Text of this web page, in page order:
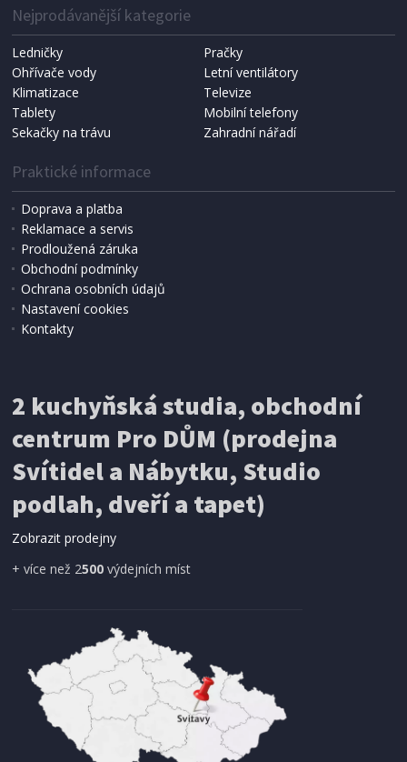
NÁHRADNÍ SÁČKY DO VYSAVAČE
Koma KRA-SB02S (Multi Bag, S-BAG SMS)
199 Kč Přidat do košíku
SÍŤ PROTI HMYZU
ProGarden KO-CY5910600 Síť proti hmyzu do
dveří magnetická 210 x 100 cm
Nejprodávanější kategorie
Ledničky
Pračky
Ohřívače vody
Letní ventilátory
Klimatizace
Televize
Tablety
Mobilní telefony
Sekačky na trávu
Zahradní nářadí
Praktické informace
Doprava a platba
Reklamace a servis
Prodloužená záruka
Obchodní podmínky
Ochrana osobních údajů
Nastavení cookies
Kontakty
2 kuchyňská studia, obchodní
centrum Pro DŮM (prodejna
Svítidel a Nábytku, Studio
podlah, dveří a tapet)
Zobrazit prodejny
+ více než 2500 výdejních míst